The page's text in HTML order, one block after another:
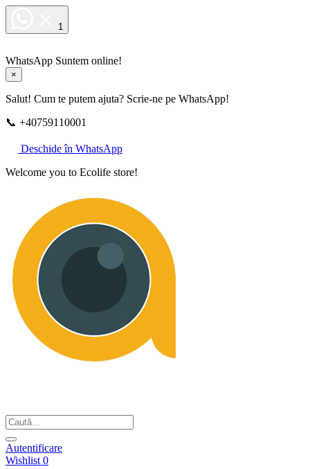
1
WhatsApp Suntem online!
×
Salut! Cum te putem ajuta? Scrie-ne pe WhatsApp!
📞 +40759110001
Deschide în WhatsApp
Welcome you to Ecolife store!
Autentificare
Wishlist 0